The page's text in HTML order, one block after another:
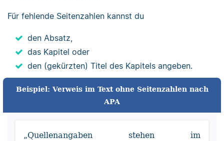
Für fehlende Seitenzahlen kannst du
den Absatz,
das Kapitel oder
den (gekürzten) Titel des Kapitels angeben.
Beispiel: Verweis im Text ohne Seitenzahlen nach
APA
„Quellenangaben stehen im